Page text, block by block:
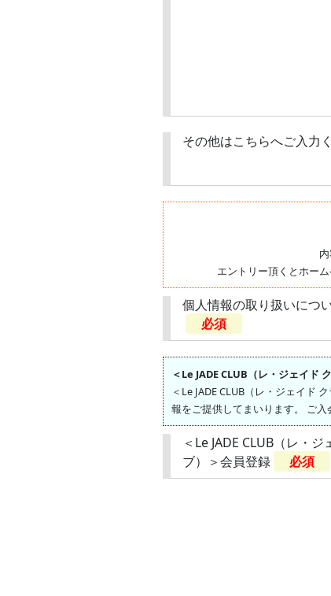
その他はこちらへご入力
エントリー頂くとホー
個人情報の取り扱いにつ
必須
＜Le JADE CLUB（レ・ジェイド
＜Le JADE CLUB（レ・ジェイド
報をご提供してまいります。 ご
＜Le JADE CLUB（レ・ジ
ブ）＞会員登録
必須